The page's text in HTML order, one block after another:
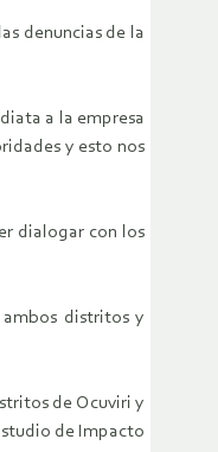
denuncias de la
a la empresa
y esto nos
dialogar con los
ambos distritos y
de Ocuviri y
de Impacto